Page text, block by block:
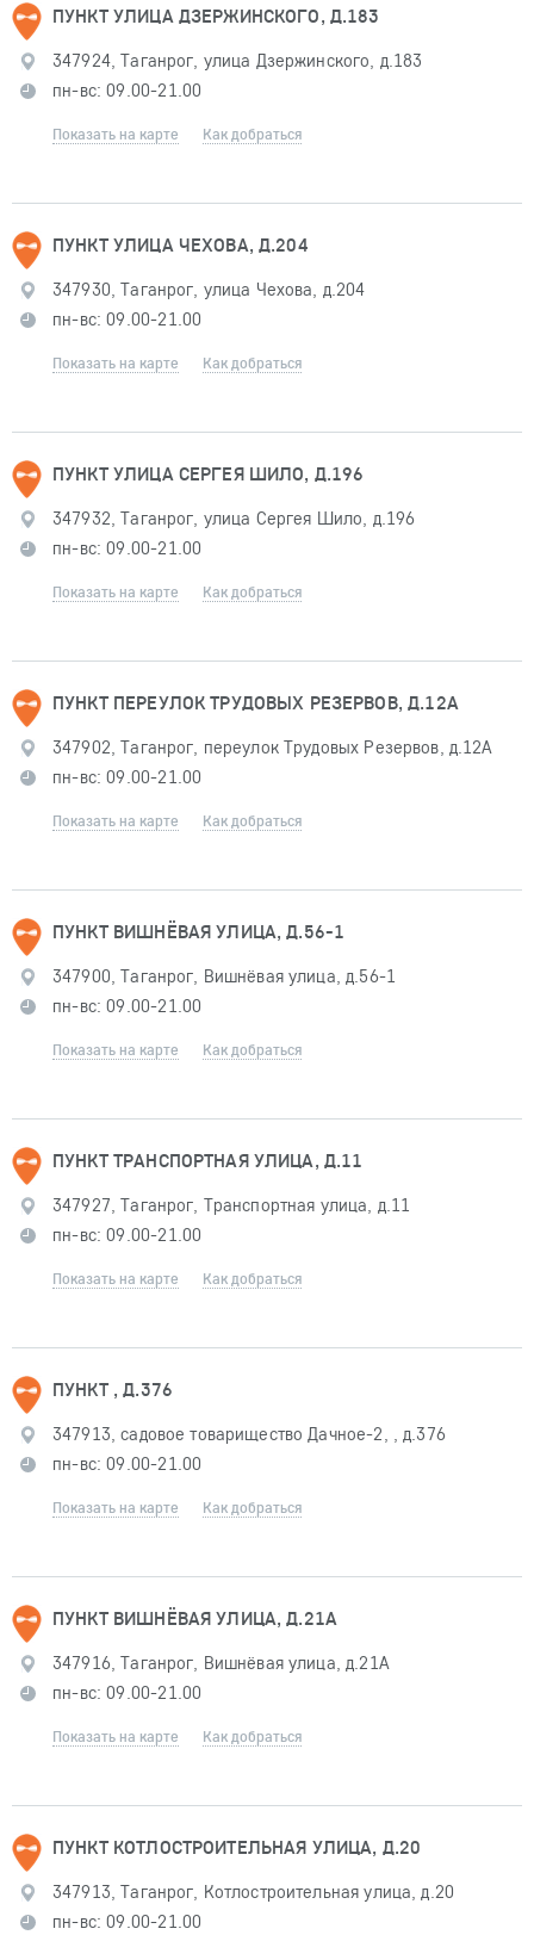
ПУНКТ УЛИЦА ДЗЕРЖИНСКОГО, Д.183
347924, Таганрог, улица Дзержинского, д.183
пн-вс: 09.00-21.00
Показать на карте Как добраться
ПУНКТ УЛИЦА ЧЕХОВА, Д.204
347930, Таганрог, улица Чехова, д.204
пн-вс: 09.00-21.00
Показать на карте Как добраться
ПУНКТ УЛИЦА СЕРГЕЯ ШИЛО, Д.196
347932, Таганрог, улица Сергея Шило, д.196
пн-вс: 09.00-21.00
Показать на карте Как добраться
ПУНКТ ПЕРЕУЛОК ТРУДОВЫХ РЕЗЕРВОВ, Д.12А
347902, Таганрог, переулок Трудовых Резервов, д.12А
пн-вс: 09.00-21.00
Показать на карте Как добраться
ПУНКТ ВИШНЁВАЯ УЛИЦА, Д.56-1
347900, Таганрог, Вишнёвая улица, д.56-1
пн-вс: 09.00-21.00
Показать на карте Как добраться
ПУНКТ ТРАНСПОРТНАЯ УЛИЦА, Д.11
347927, Таганрог, Транспортная улица, д.11
пн-вс: 09.00-21.00
Показать на карте Как добраться
ПУНКТ , Д.376
347913, садовое товарищество Дачное-2, , д.376
пн-вс: 09.00-21.00
Показать на карте Как добраться
ПУНКТ ВИШНЁВАЯ УЛИЦА, Д.21А
347916, Таганрог, Вишнёвая улица, д.21А
пн-вс: 09.00-21.00
Показать на карте Как добраться
ПУНКТ КОТЛОСТРОИТЕЛЬНАЯ УЛИЦА, Д.20
347913, Таганрог, Котлостроительная улица, д.20
пн-вс: 09.00-21.00